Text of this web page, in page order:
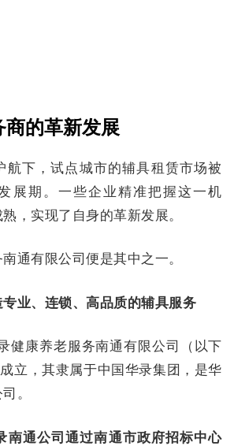
的革新发展
航下，试点城市的辅具租赁市场被
展期。一些企业精准把握这一机
，实现了自身的革新发展。
通有限公司便是其中之一。
业、连锁、高品质的辅具服务
健康养老服务南通有限公司（以下
立，其隶属于中国华录集团，是华
。
南通公司通过南通市政府招标中心